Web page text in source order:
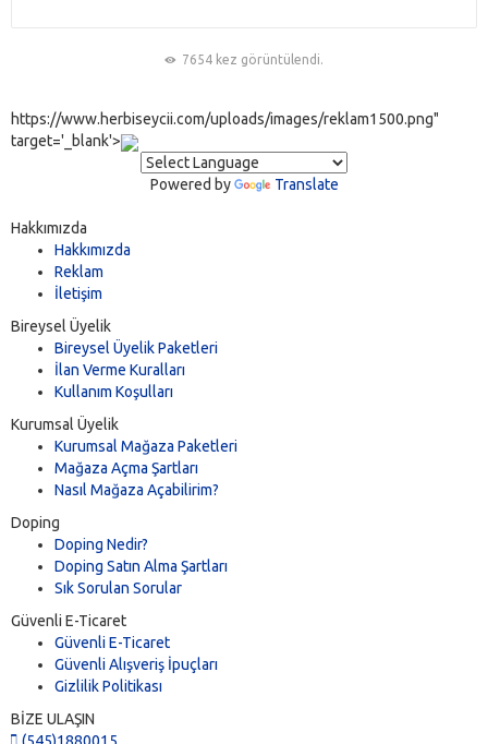
7654 kez görüntülendi.
https://www.herbiseycii.com/uploads/images/reklam1500.png"
target='_blank'>
Powered by Translate
Hakkımızda
Hakkımızda
Reklam
İletişim
Bireysel Üyelik
Bireysel Üyelik Paketleri
İlan Verme Kuralları
Kullanım Koşulları
Kurumsal Üyelik
Kurumsal Mağaza Paketleri
Mağaza Açma Şartları
Nasıl Mağaza Açabilirim?
Doping
Doping Nedir?
Doping Satın Alma Şartları
Sık Sorulan Sorular
Güvenli E-Ticaret
Güvenli E-Ticaret
Güvenli Alışveriş İpuçları
Gizlilik Politikası
BİZE ULAŞIN